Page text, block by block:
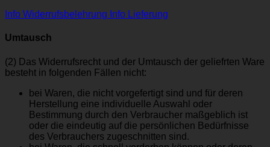
Info Widerrufsbelehrung Info Lieferung
Umtausch
(2) Das Widerrufsrecht und der Umtausch der geliefrten Ware
besteht in folgenden Fällen nicht:
bei Waren, die nicht vorgefertigt sind und für deren
Herstellung eine individuelle Auswahl oder
Bestimmung durch den Verbraucher maßgeblich ist
oder die eindeutig auf die persönlichen Bedürfnisse
des Verbrauchers zugeschnitten sind.